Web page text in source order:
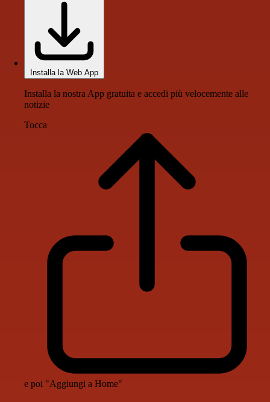
Installa la Web App
Installa la nostra App gratuita e accedi più velocemente alle
notizie
Tocca
e poi "Aggiungi a Home"